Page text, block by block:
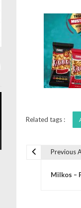
Related tags :
Previous
Milkos –